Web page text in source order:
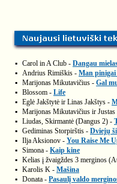
▪ Carol in A Club - Dangau
▪ Andrius Rimiškis - Man pinigai
▪ Marijonas Mikutavičius - Gal
▪ Blossom - Life
▪ Eglė Jakštytė ir Linas Jakštys -
▪ Marijonas Mikutavičius ir Justas
▪ Liudas, Skirmantė (Dangus 2) -
▪ Gediminas Storpirštis - Dviejų
▪ Ilja Aksionov - You Raise Me
▪ Simona - Kaip kine
▪ Kelias į žvaigždes 3 merginos
▪ Karolis K - Mašina
▪ Donata - Pasaulį valdo